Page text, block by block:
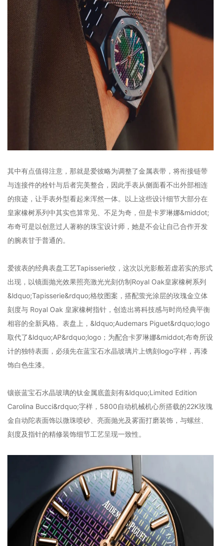
其中有点值得注意，那就是爱彼略为调整了金属表带，将衔接链带
与连接件的栓针与后者完美整合，因此手表从侧面看不出外部相连
的痕迹，让手表外型看起来浑然一体。以上这些设计细节大部分在
皇家橡树系列中其实也算常见、不足为奇，但是卡罗琳娜&middot;
布奇可是以创意过人著称的珠宝设计师，她是不会让自己合作开发
的腕表甘于普通的。
爱彼表的经典表盘工艺Tapisserie纹，这次以光影般若虚若实的形式
出现，以镜面抛光效果照亮激光光刻仿制Royal Oak皇家橡树系列
&ldquo;Tapisserie&rdquo;格纹图案，搭配萤光涂层的玫瑰金立体
刻度与 Royal Oak 皇家橡树指针，创造出将科技感与时尚经典平衡
相容的全新风格。表盘上，&ldquo;Audemars Piguet&rdquo;logo
取代了&ldquo;AP&rdquo;logo；为配合卡罗琳娜&middot;布奇所设
计的独特表面，必须先在蓝宝石水晶玻璃片上镌刻logo字样，再漆
饰白色生漆。
镶嵌蓝宝石水晶玻璃的钛金属底盖刻有&ldquo;Limited Edition
Carolina Bucci&rdquo;字样，5800自动机械机心所搭载的22K玫瑰
金自动陀表面饰以微珠喷砂、亮面抛光及雾面打磨装饰，与螺丝、
刻度及指针的精修装饰细节工艺呈现一致性。